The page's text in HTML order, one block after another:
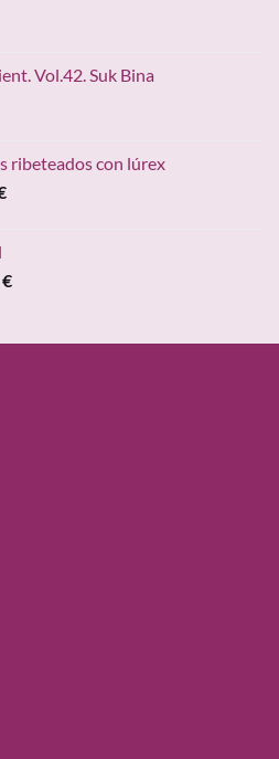
€.
Vol.42. Suk Bina
€.
ribeteados con lúrex
El
19,95 €.
€Rango
desde